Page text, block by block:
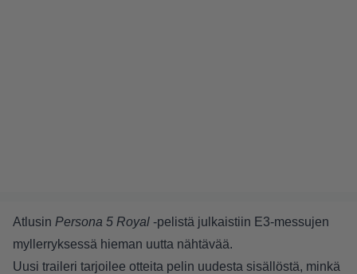
Atlusin Persona 5 Royal -pelistä julkaistiin E3-messujen
myllerryksessä hieman uutta nähtävää.
Uusi traileri tarjoilee otteita pelin uudesta sisällöstä, minkä